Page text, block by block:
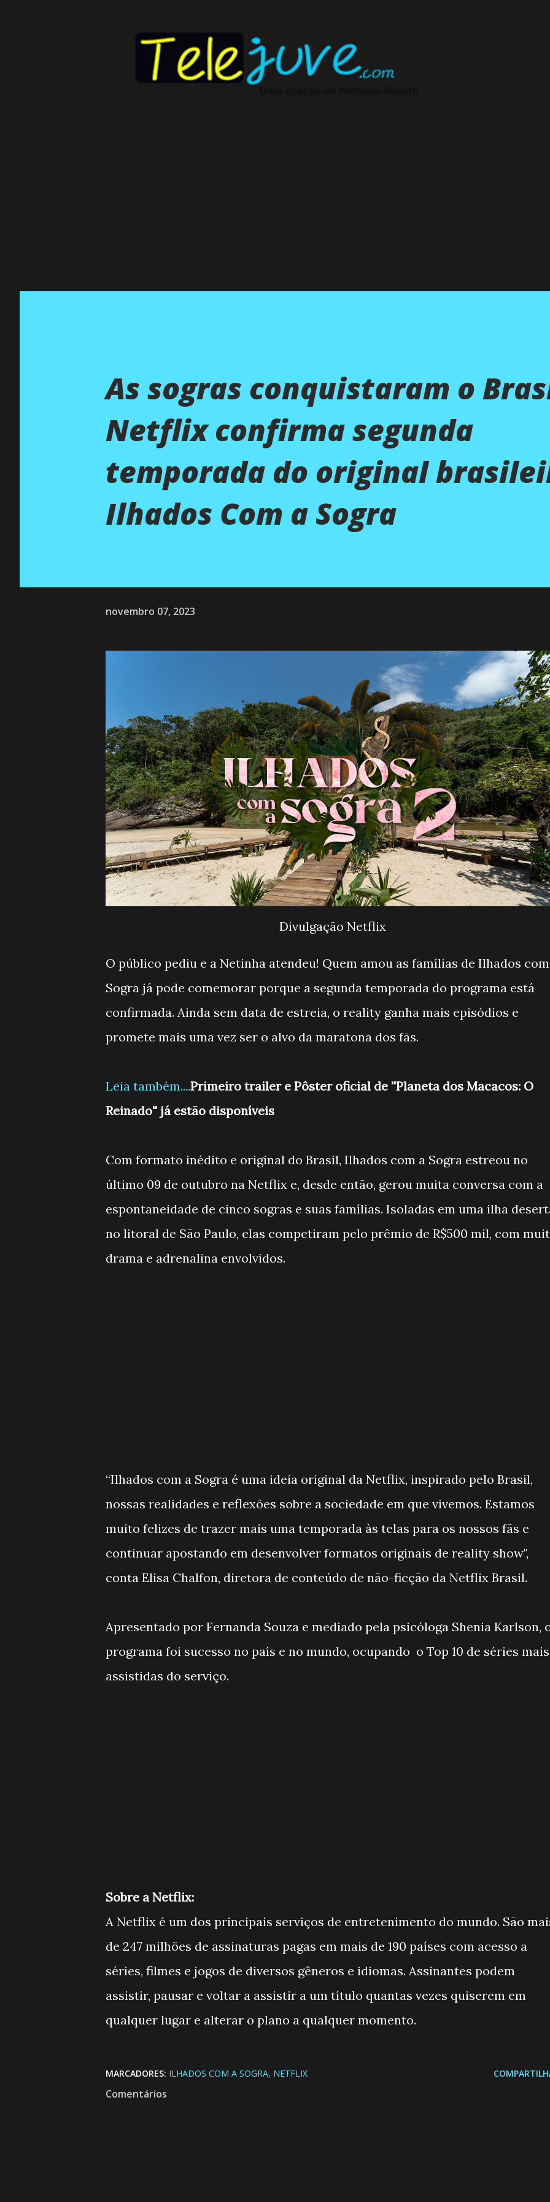
As sogras conquistaram o
Netflix confirma segunda
temporada do original
Ilhados Com a Sogra
novembro 07, 2023
Divulgação Netflix
O público pediu e a Netinha atendeu! Quem amou as famílias de Ilhados
Sogra já pode comemorar porque a segunda temporada do programa está
confirmada. Ainda sem data de estreia, o reality ganha mais episódios e
promete mais uma vez ser o alvo da maratona dos fãs.
Leia também....Primeiro trailer e Pôster oficial de ''Planeta dos Macacos: O
Reinado'' já estão disponíveis
Com formato inédito e original do Brasil, Ilhados com a Sogra estreou no
último 09 de outubro na Netflix e, desde então, gerou muita conversa com a
espontaneidade de cinco sogras e suas famílias. Isoladas em uma ilha
no litoral de São Paulo, elas competiram pelo prêmio de R$500 mil, com
drama e adrenalina envolvidos.
“Ilhados com a Sogra é uma ideia original da Netflix, inspirado pelo Brasil,
nossas realidades e reflexões sobre a sociedade em que vivemos. Estamos
muito felizes de trazer mais uma temporada às telas para os nossos fãs e
continuar apostando em desenvolver formatos originais de reality show",
conta Elisa Chalfon, diretora de conteúdo de não-ficção da Netflix Brasil.
Apresentado por Fernanda Souza e mediado pela psicóloga Shenia Karlson,
programa foi sucesso no país e no mundo, ocupando o Top 10 de séries mais
assistidas do serviço.
Sobre a Netflix:
A Netflix é um dos principais serviços de entretenimento do mundo. São
de 247 milhões de assinaturas pagas em mais de 190 países com acesso a
séries, filmes e jogos de diversos gêneros e idiomas. Assinantes podem
assistir, pausar e voltar a assistir a um título quantas vezes quiserem em
qualquer lugar e alterar o plano a qualquer momento.
MARCADORES: ILHADOS COM A SOGRA NETFLIX
Comentários